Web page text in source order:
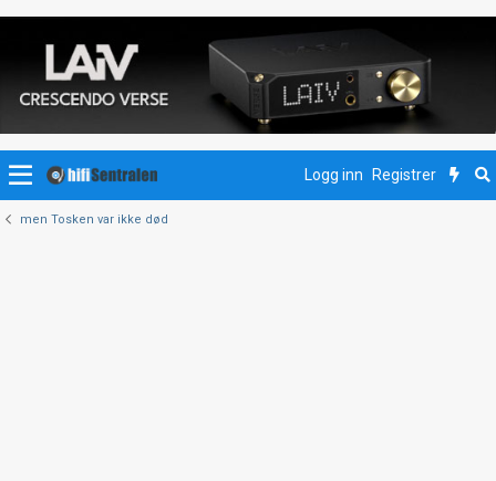
Logg inn Registrer
men Tosken var ikke død